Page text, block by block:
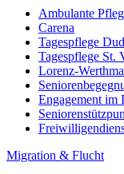
Ambulante
Carena
Tagespflege
Tagespflege St.
Lorenz-
Engagement im
Migration & Flucht